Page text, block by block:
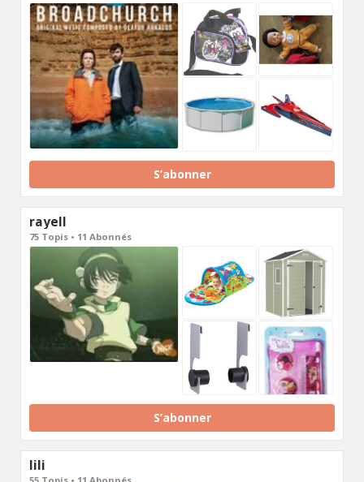
S’abonner
rayell
75 Topis • 11 Abonnés
S’abonner
lili